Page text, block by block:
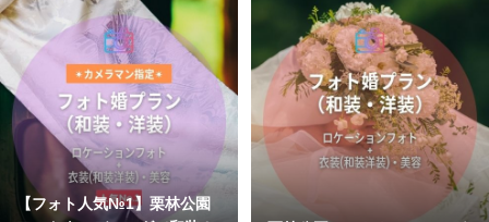
【フォト人気№1】栗林公園